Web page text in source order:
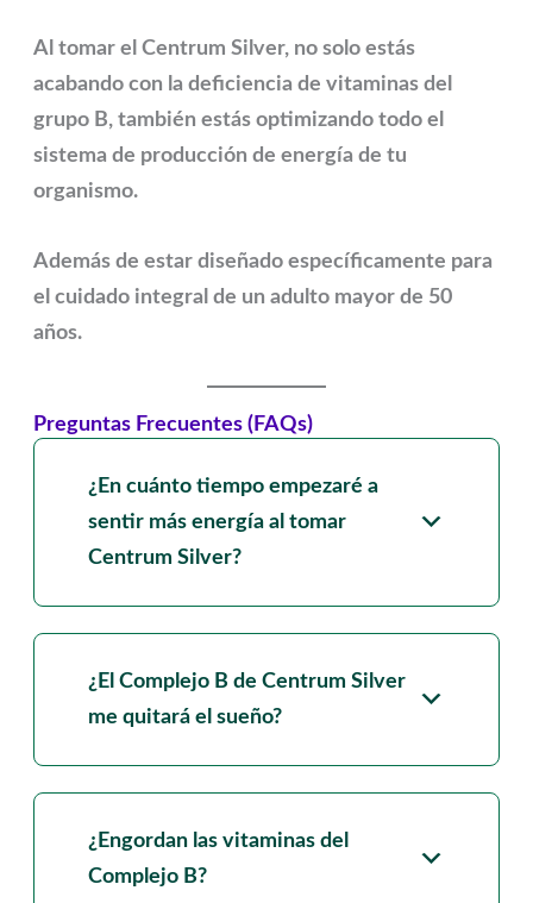
Al tomar el Centrum Silver, no solo estás
acabando con la deficiencia de vitaminas del
grupo B, también estás optimizando todo el
sistema de producción de energía de tu
organismo.
Además de estar diseñado específicamente para
el cuidado integral de un adulto mayor de 50
años.
Preguntas Frecuentes (FAQs)
¿En cuánto tiempo empezaré a
sentir más energía al tomar
Centrum Silver?
¿El Complejo B de Centrum Silver
me quitará el sueño?
¿Engordan las vitaminas del
Complejo B?